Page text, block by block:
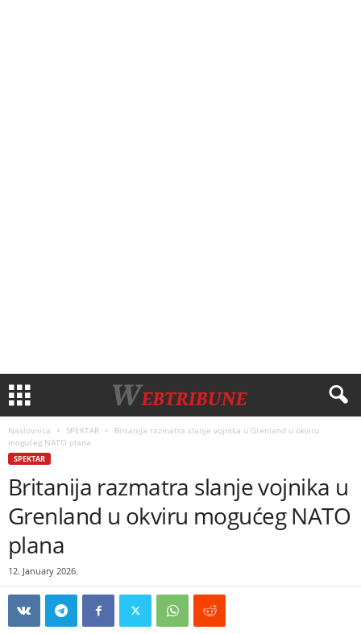
Naslovnica SPEKTAR
Britanija razmatra slanje vojnika u Grenland u okviru
mogućeg NATO plana
SPEKTAR
Britanija razmatra slanje vojnika u
Grenland u okviru mogućeg NATO
plana
12. January 2026.